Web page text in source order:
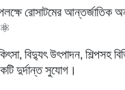
রোসাটমের
⚛️
বিদ্যুৎ উৎপাদন,
দুর্দান্ত সুযোগ।